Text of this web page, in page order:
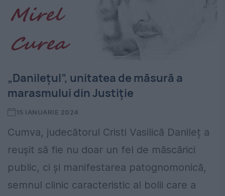
„Danilețul”, unitatea de măsură a
marasmului din Justiție
15 IANUARIE 2024
Cumva, judecătorul Cristi Vasilică Danileț a
reușit să fie nu doar un fel de măscărici
public, ci și manifestarea patognomonică,
semnul clinic caracteristic al bolii care a